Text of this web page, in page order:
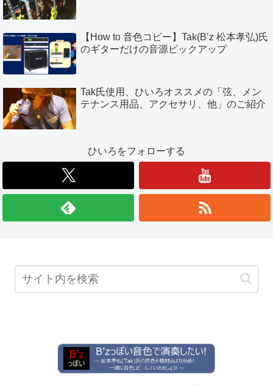
【How to 音色コピー】Tak(B’z 松本孝弘)氏
のギターだけの音源ピックアップ
Tak氏使用、ひいろオススメの「弦、メン
テナンス用品、アクセサリ、他」のご紹介
ひいろをフォローする